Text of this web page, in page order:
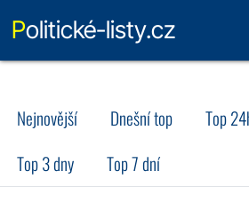
Politické-listy.cz
Nejnovější Dnešní top Top
Top 3 dny
Top 7 dní